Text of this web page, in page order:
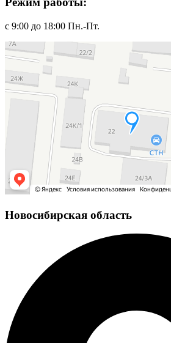
с 9:00 до 18:00 Пн.-Пт.
Новосибирская область